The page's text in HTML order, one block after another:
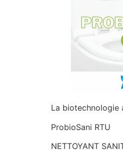
La biotechnologie
ProbioSani RTU
NETTOYANT